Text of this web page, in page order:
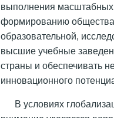
выполнения масштабных
формированию
образовательной,
высшие учебные
страны и обеспечивать
инновационного
В условиях